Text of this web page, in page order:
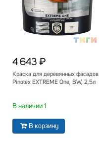
4 643 ₽
Краска для деревянных фасадов
Pinotex EXTREME One, BW, 2,5л
В наличии 1
В корзину